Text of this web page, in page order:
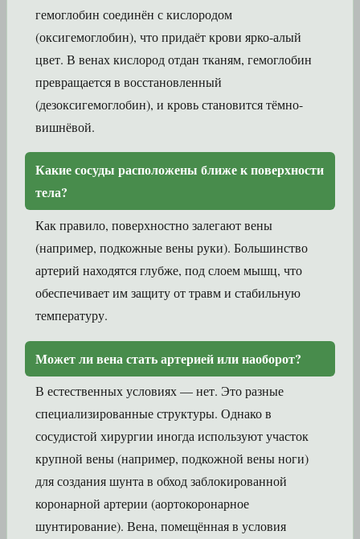
гемоглобин соединён с кислородом
(оксигемоглобин), что придаёт крови ярко-алый
цвет. В венах кислород отдан тканям, гемоглобин
превращается в восстановленный
(дезоксигемоглобин), и кровь становится тёмно-
вишнёвой.
Какие сосуды расположены ближе к поверхности
тела?
Как правило, поверхностно залегают вены
(например, подкожные вены руки). Большинство
артерий находятся глубже, под слоем мышц, что
обеспечивает им защиту от травм и стабильную
температуру.
Может ли вена стать артерией или наоборот?
В естественных условиях — нет. Это разные
специализированные структуры. Однако в
сосудистой хирургии иногда используют участок
крупной вены (например, подкожной вены ноги)
для создания шунта в обход заблокированной
коронарной артерии (аортокоронарное
шунтирование). Вена, помещённая в условия